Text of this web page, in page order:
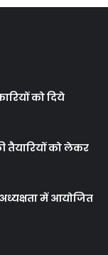
को दिये
तैयारियों को लेकर
में आयोजित